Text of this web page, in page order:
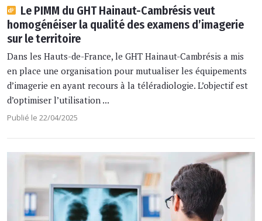
Le PIMM du GHT Hainaut-Cambrésis veut
homogénéiser la qualité des examens d’imagerie
sur le territoire
Dans les Hauts-de-France, le GHT Hainaut-Cambrésis a mis
en place une organisation pour mutualiser les équipements
d’imagerie en ayant recours à la téléradiologie. L’objectif est
d’optimiser l’utilisation ...
Publié le 22/04/2025